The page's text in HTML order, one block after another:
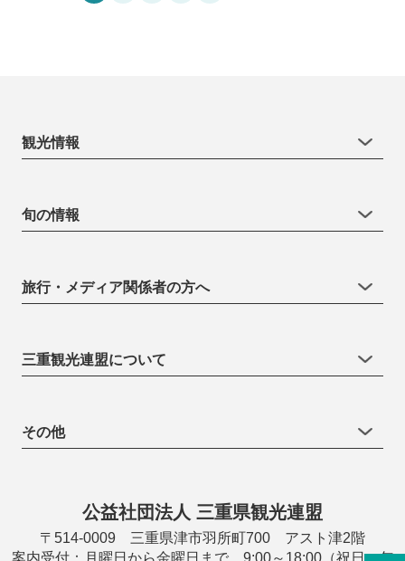
観光情報
旬の情報
旅行・メディア関係者の方へ
三重観光連盟について
その他
公益社団法人 三重県観光連盟
〒514-0009 三重県津市羽所町700 アスト津2階
案内受付：月曜日から金曜日まで 9:00～18:00（祝日・年